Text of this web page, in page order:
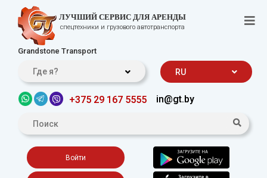
ЛУЧШИЙ СЕРВИС ДЛЯ АРЕНДЫ
спецтехники и грузового автотранспорта
Grandstone Transport
Где я? RU
+375 29 167 5555 in@gt.by
Войти